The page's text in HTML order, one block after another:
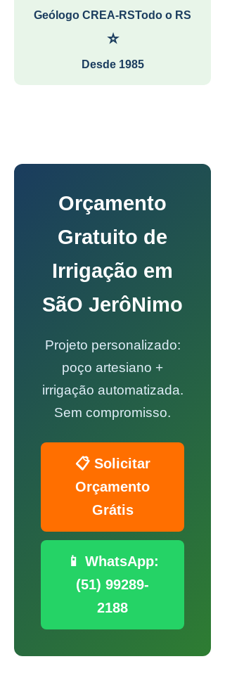
Geólogo CREA-RSTodo o RS
⭐
Desde 1985
Orçamento
Gratuito de
Irrigação em
SãO JerôNimo
Projeto personalizado:
poço artesiano +
irrigação automatizada.
Sem compromisso.
📋 Solicitar
Orçamento
Grátis
📱 WhatsApp:
(51) 99289-
2188